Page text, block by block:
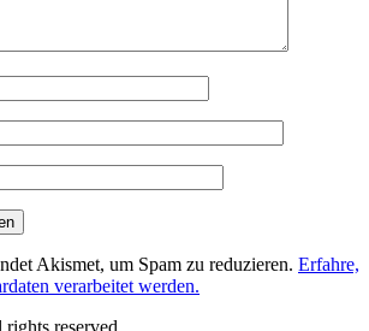
Akismet, um Spam zu reduzieren. Erfahre,
verarbeitet werden.